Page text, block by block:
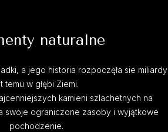
naturalne
a jego historia rozpoczęła sie miliardy
temu w głębi Ziemi.
kamieni szlachetnych na
swoje ograniczone zasoby i wyjątkowe
pochodzenie.